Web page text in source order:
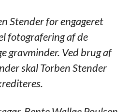
Stender for engageret
fotografering af de
gravminder. Ved brug af
skal Torben Stender